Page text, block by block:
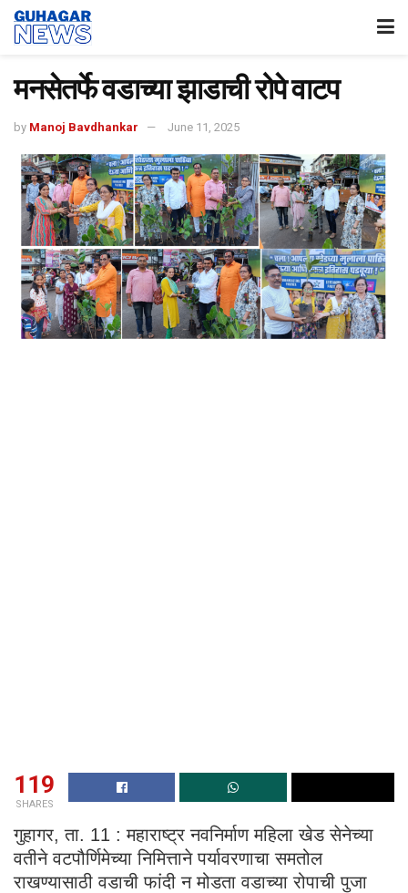
मनसेतर्फे वडाच्या झाडाची रोपे वाटप
by Manoj Bavdhankar June 11, 2025
119
SHARES
गुहागर, ता. 11 : महाराष्ट्र नवनिर्माण महिला खेड सेनेच्या
वतीने वटपौर्णिमेच्या निमित्ताने पर्यावरणाचा समतोल
राखण्यासाठी वडाची फांदी न मोडता वडाच्या रोपाची पुजा